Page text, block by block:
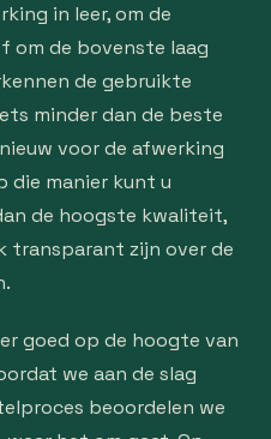
in leer, om de
om de bovenste laag
de gebruikte
minder dan de beste
voor de afwerking
die manier kunt u
de hoogste kwaliteit,
transparant zijn over de
goed op de hoogte van
we aan de slag
beoordelen we